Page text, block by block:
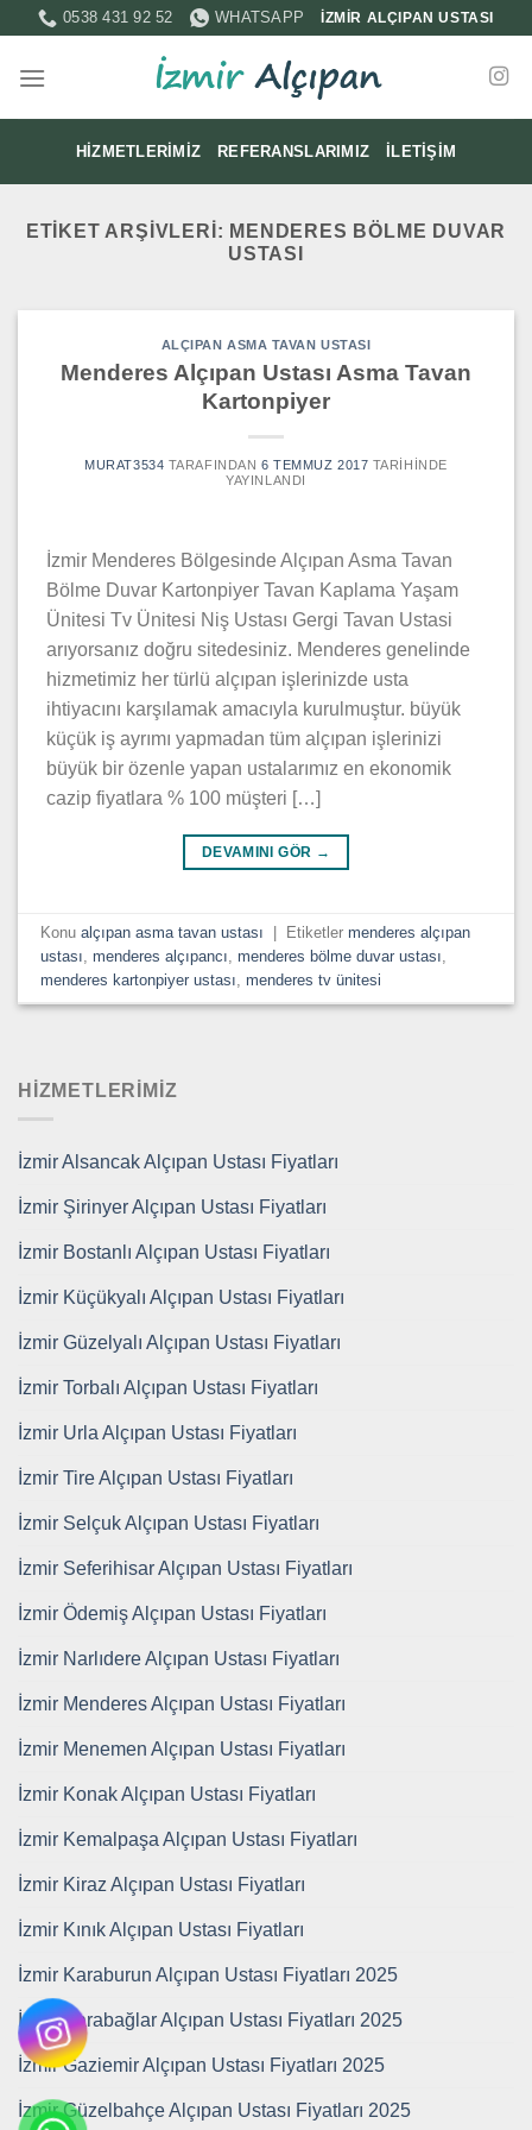
İçeriğe
0538 431 92 52 WHATSAPP İZMİR ALÇIPAN USTASI
HIZMETLERIMIZ REFERANSLARIMIZ İLETIŞIM
ETIKET ARŞIVLERI: MENDERES BÖLME DUVAR
USTASI
ALÇIPAN ASMA TAVAN USTASI
Menderes Alçıpan Ustası Asma Tavan
Kartonpiyer
MURAT3534 TARAFINDAN 6 TEMMUZ 2017 TARIHINDE
YAYINLANDI
İzmir Menderes Bölgesinde Alçıpan Asma Tavan
Bölme Duvar Kartonpiyer Tavan Kaplama Yaşam
Ünitesi Tv Ünitesi Niş Ustası Gergi Tavan Ustasi
arıyorsanız doğru sitedesiniz. Menderes genelinde
hizmetimiz her türlü alçıpan işlerinizde usta
ihtiyacını karşılamak amacıyla kurulmuştur. büyük
küçük iş ayrımı yapmadan tüm alçıpan işlerinizi
büyük bir özenle yapan ustalarımız en ekonomik
cazip fiyatlara % 100 müşteri […]
DEVAMINI GÖR →
Konualçıpan asma tavan ustası Etiketlermenderes alçıpan
ustası ,menderes alçıpancı ,menderes bölme duvar ustası
menderes kartonpiyer ustası ,menderes tv ünitesi
HIZMETLERIMIZ
İzmir Alsancak Alçıpan Ustası Fiyatları
İzmir Şirinyer Alçıpan Ustası Fiyatları
İzmir Bostanlı Alçıpan Ustası Fiyatları
İzmir Küçükyalı Alçıpan Ustası Fiyatları
İzmir Güzelyalı Alçıpan Ustası Fiyatları
İzmir Torbalı Alçıpan Ustası Fiyatları
İzmir Urla Alçıpan Ustası Fiyatları
İzmir Tire Alçıpan Ustası Fiyatları
İzmir Selçuk Alçıpan Ustası Fiyatları
İzmir Seferihisar Alçıpan Ustası Fiyatları
İzmir Ödemiş Alçıpan Ustası Fiyatları
İzmir Narlıdere Alçıpan Ustası Fiyatları
İzmir Menderes Alçıpan Ustası Fiyatları
İzmir Menemen Alçıpan Ustası Fiyatları
İzmir Konak Alçıpan Ustası Fiyatları
İzmir Kemalpaşa Alçıpan Ustası Fiyatları
İzmir Kiraz Alçıpan Ustası Fiyatları
İzmir Kınık Alçıpan Ustası Fiyatları
İzmir Karaburun Alçıpan Ustası Fiyatları 2025
İzmir Karabağlar Alçıpan Ustası Fiyatları 2025
İzmir Gaziemir Alçıpan Ustası Fiyatları 2025
İzmir Güzelbahçe Alçıpan Ustası Fiyatları 2025